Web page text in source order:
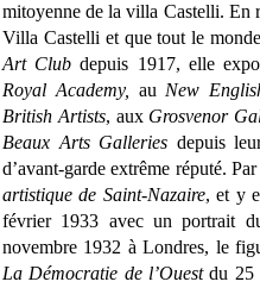
mitoyenne de la villa Castelli. En
Villa Castelli et que tout le
Art Club depuis 1917, elle
Royal Academy,
au New
British Artists, aux Grosvenor
Beaux Arts Galleries depuis
d’avant-garde extrême réputé.
artistique de Saint-Nazaire, et y
février 1933 avec un portrait
novembre 1932 à Londres, le
La Démocratie de l’Ouestdu 25